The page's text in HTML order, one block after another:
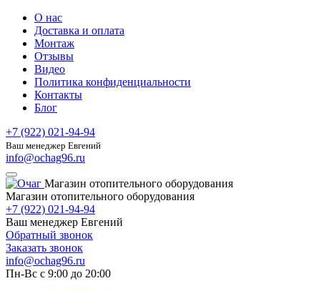
О нас
Доставка и оплата
Монтаж
Отзывы
Видео
Политика конфиденциальности
Контакты
Блог
+7 (922) 021-94-94
Ваш менеджер Евгений
info@ochag96.ru
Магазин отопительного оборудования
Магазин отопительного оборудования
+7 (922) 021-94-94
Ваш менеджер Евгений
Обратный звонок
Заказать звонок
info@ochag96.ru
Пн-Вс с 9:00 до 20:00